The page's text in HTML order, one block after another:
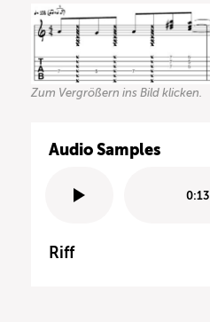
Zum Vergrößern ins Bild klicken.
Audio Samples
0:13
Riff